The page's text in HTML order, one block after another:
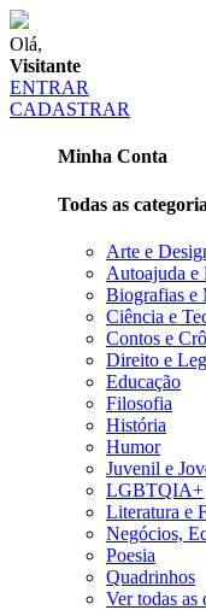
Olá,
Visitante
ENTRAR
CADASTRAR
Minha Conta
Todas as
Arte e
Autoajuda e
Biografias e
Ciência e
Contos e
Direito e
Educação
Filosofia
História
Humor
Juvenil e
LGBTQIA+
Literatura e
Negócios,
Poesia
Quadrinhos
Ver todas as